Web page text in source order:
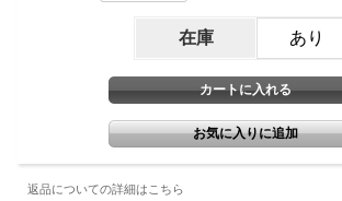
在庫 あり
返品についての詳細はこちら